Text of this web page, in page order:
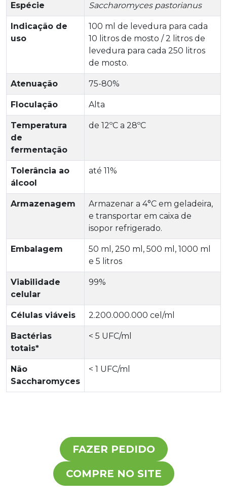
Espécie Saccharomyces pastorianus
Indicação de
uso
100 ml de levedura para cada
10 litros de mosto / 2 litros de
levedura para cada 250 litros
de mosto.
Atenuação 75-80%
Floculação Alta
Temperatura
de
fermentação
de 12ºC a 28ºC
Tolerância ao
álcool
até 11%
Armazenagem
Armazenar a 4°C em geladeira,
e transportar em caixa de
isopor refrigerado.
Embalagem
50 ml, 250 ml, 500 ml, 1000 ml
e 5 litros
Viabilidade
celular
99%
Células viáveis 2.200.000.000 cel/ml
Bactérias
totais*
< 5 UFC/ml
Não
Saccharomyces
< 1 UFC/ml
FAZER PEDIDO
COMPRE NO SITE